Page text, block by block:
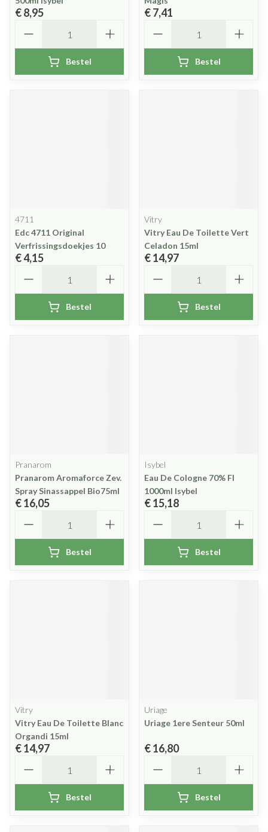
€ 8,95
Bestel
€ 7,41
Bestel
4711
Edc 4711 Original
Verfrissingsdoekjes 10
€ 4,15
Bestel
Vitry
Vitry Eau De Toilette Vert
Celadon 15ml
€ 14,97
Bestel
Pranarom
Pranarom Aromaforce Zev.
Spray Sinassappel Bio75ml
€ 16,05
Bestel
Isybel
Eau De Cologne 70% Fl
1000ml Isybel
€ 15,18
Bestel
Vitry
Vitry Eau De Toilette Blanc
Organdi 15ml
€ 14,97
Bestel
Uriage
Uriage 1ere Senteur 50ml
€ 16,80
Bestel